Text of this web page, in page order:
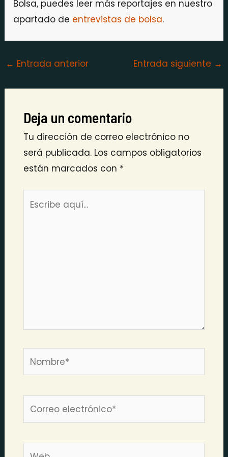
Bolsa, puedes leer más reportajes en nuestro
apartado de entrevistas de bolsa.
← Entrada anterior Entrada siguiente →
Deja un comentario
Tu dirección de correo electrónico no
será publicada. Los campos obligatorios
están marcados con *
Nombre*
Correo
Web